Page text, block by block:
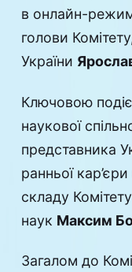
в онлайн-
голови
України
Ключовою
наукової
представника
ранньої
складу
наук Максим
Загалом до